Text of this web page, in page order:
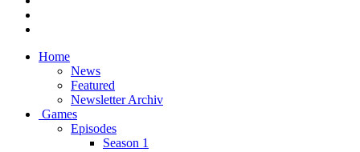
Home
News
Featured
Newsletter Archiv
Games
Episodes
Season 1